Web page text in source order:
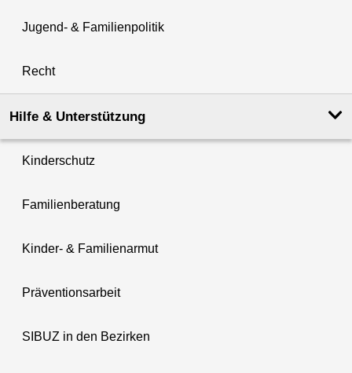
Jugend- & Familienpolitik
Recht
Hilfe & Unterstützung
Kinderschutz
Familienberatung
Kinder- & Familienarmut
Präventionsarbeit
SIBUZ in den Bezirken